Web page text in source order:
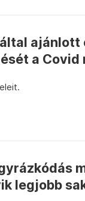
a Covid
legjobb